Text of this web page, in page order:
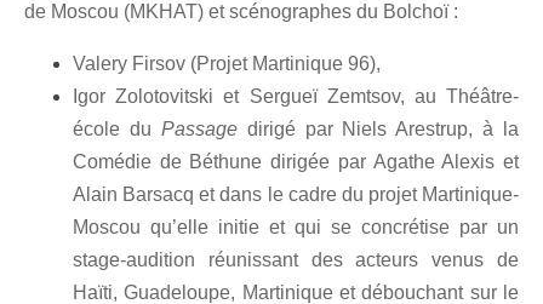
de Moscou (MKHAT) et scénographes du Bolchoï :
Valery Firsov (Projet Martinique 96),
Igor Zolotovitski et Sergueï Zemtsov, au Théâtre-
école du Passagedirigé par Niels Arestrup, à la
Comédie de Béthune dirigée par Agathe Alexis et
Alain Barsacq et dans le cadre du projet Martinique-
Moscou qu’elle initie et qui se concrétise par un
stage-audition réunissant des acteurs venus de
Haïti, Guadeloupe, Martinique et débouchant sur le